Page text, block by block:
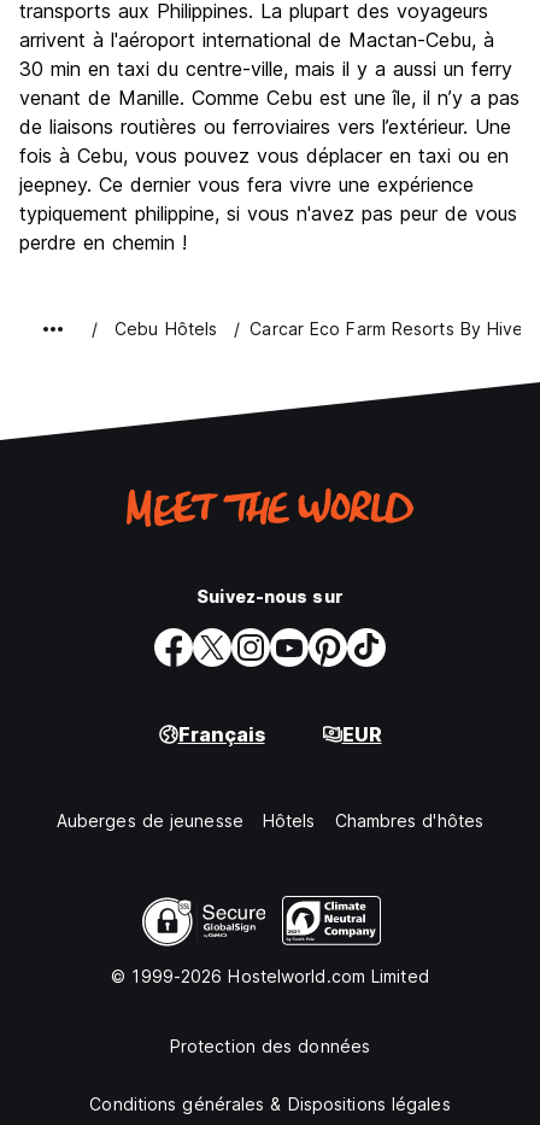
transports aux Philippines. La plupart des voyageurs
arrivent à l'aéroport international de Mactan-Cebu, à
30 min en taxi du centre-ville, mais il y a aussi un ferry
venant de Manille. Comme Cebu est une île, il n’y a pas
de liaisons routières ou ferroviaires vers l’extérieur. Une
fois à Cebu, vous pouvez vous déplacer en taxi ou en
jeepney. Ce dernier vous fera vivre une expérience
typiquement philippine, si vous n'avez pas peur de vous
perdre en chemin !
Cebu Hôtels Carcar Eco Farm Resorts By
Suivez-nous sur
Français EUR
Auberges de jeunesse Hôtels Chambres d'hôtes
© 1999-2026 Hostelworld.com Limited
Protection des données
Conditions générales & Dispositions légales